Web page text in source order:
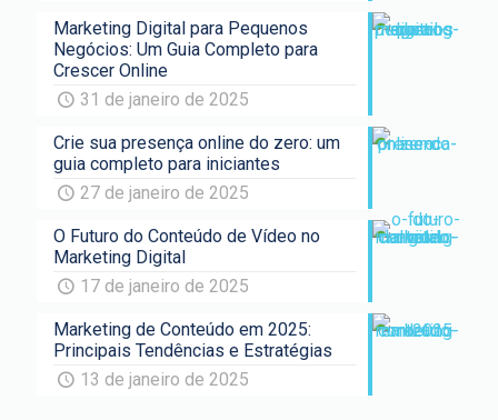
Marketing Digital para Pequenos
Negócios: Um Guia Completo para
Crescer Online
31 de janeiro de 2025
Crie sua presença online do zero: um
guia completo para iniciantes
27 de janeiro de 2025
O Futuro do Conteúdo de Vídeo no
Marketing Digital
17 de janeiro de 2025
Marketing de Conteúdo em 2025:
Principais Tendências e Estratégias
13 de janeiro de 2025